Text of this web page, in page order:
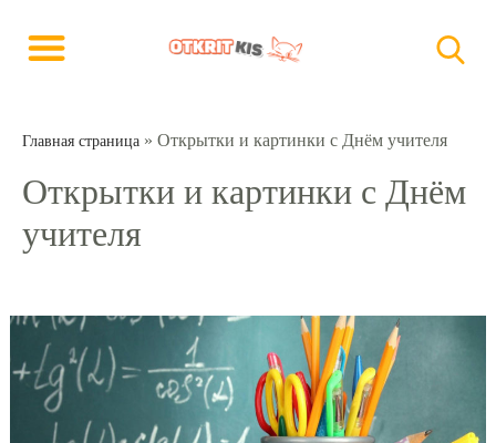
Главная страница » Открытки и картинки с Днём учителя
Открытки и картинки с Днём
учителя